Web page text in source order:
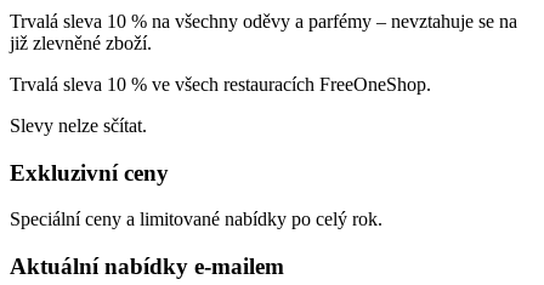
Trvalá sleva 10 % na všechny oděvy a parfémy – nevztahuje se na
již zlevněné zboží.
Trvalá sleva 10 % ve všech restauracích FreeOneShop.
Slevy nelze sčítat.
Exkluzivní ceny
Speciální ceny a limitované nabídky po celý rok.
Aktuální nabídky e-mailem